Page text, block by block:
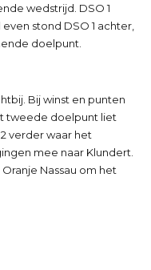
wedstrijd. DSO 1
stond DSO 1 achter,
doelpunt.
Bij winst en punten
tweede doelpunt liet
verder waar het
mee naar Klundert.
Nassau om het